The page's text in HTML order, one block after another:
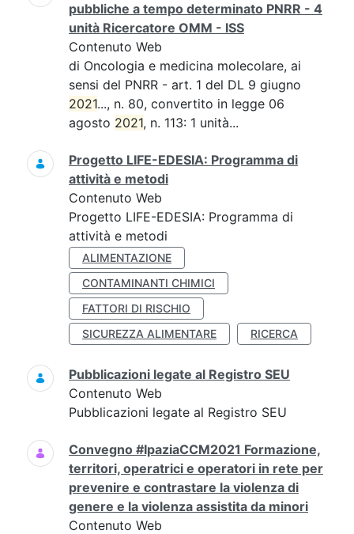
pubbliche a tempo determinato PNRR - 4
unità Ricercatore OMM - ISS
Contenuto Web
di Oncologia e medicina molecolare, ai
sensi del PNRR - art. 1 del DL 9 giugno
2021..., n. 80, convertito in legge 06
agosto 2021, n. 113: 1 unità...
Progetto LIFE-EDESIA: Programma di
attività e metodi
Contenuto Web
Progetto LIFE-EDESIA: Programma di
attività e metodi
ALIMENTAZIONE
CONTAMINANTI CHIMICI
FATTORI DI RISCHIO
SICUREZZA ALIMENTARE
RICERCA
Pubblicazioni legate al Registro SEU
Contenuto Web
Pubblicazioni legate al Registro SEU
Convegno #IpaziaCCM2021 Formazione,
territori, operatrici e operatori in rete per
prevenire e contrastare la violenza di
genere e la violenza assistita da minori
Contenuto Web